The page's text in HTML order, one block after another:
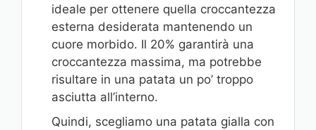
ideale per ottenere quella croccantezza
esterna desiderata mantenendo un
cuore morbido. Il 20% garantirà una
croccantezza massima, ma potrebbe
risultare in una patata un po’ troppo
asciutta all’interno.
Quindi, scegliamo una patata gialla con